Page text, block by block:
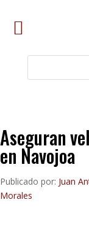
Aseguran
en Navojoa
Publicado por: Juan
Morales